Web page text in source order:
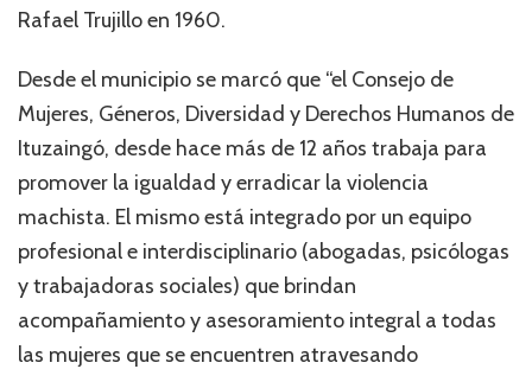
Rafael Trujillo en 1960.
Desde el municipio se marcó que “el Consejo de
Mujeres, Géneros, Diversidad y Derechos Humanos de
Ituzaingó, desde hace más de 12 años trabaja para
promover la igualdad y erradicar la violencia
machista. El mismo está integrado por un equipo
profesional e interdisciplinario (abogadas, psicólogas
y trabajadoras sociales) que brindan
acompañamiento y asesoramiento integral a todas
las mujeres que se encuentren atravesando